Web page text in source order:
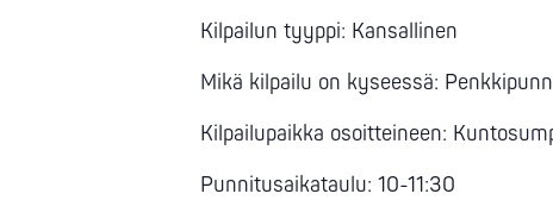
Kilpailun tyyppi: Kansallinen
Mikä kilpailu on kyseessä:
Kilpailupaikka osoitteineen:
Punnitusaikataulu: 10-11:30